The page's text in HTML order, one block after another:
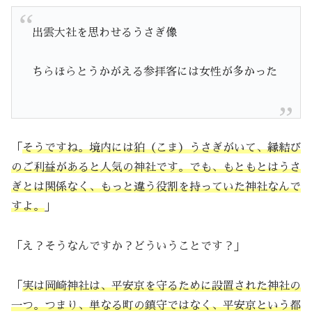
出雲大社を思わせるうさぎ像
ちらほらとうかがえる参拝客には女性が多かった
「 そうですね。境内には狛（こま）うさぎがいて、縁結び
のご利益があると人気の神社です。でも、もともとはうさ
ぎとは関係なく、もっと違う役割を持っていた神社なんで
すよ。 」
「え？そうなんですか？どういうことです？」
「 実は岡崎神社は、平安京を守るために設置された神社の
一つ。つまり、単なる町の鎮守ではなく、平安京という都